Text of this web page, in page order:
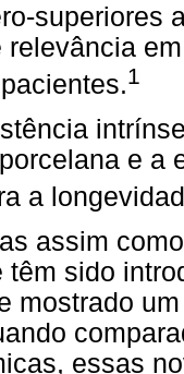
superiores
1
e a
a
assim
têm sido
mostrado
essas